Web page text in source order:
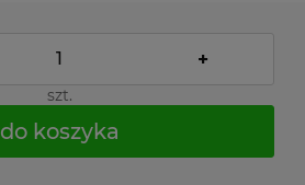
+
szt.
do koszyka